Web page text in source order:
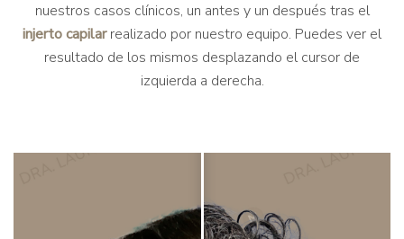
nuestros casos clínicos, un antes y un después tras el
injerto capilarrealizado por nuestro equipo. Puedes ver el
resultado de los mismos desplazando el cursor de
izquierda a derecha.